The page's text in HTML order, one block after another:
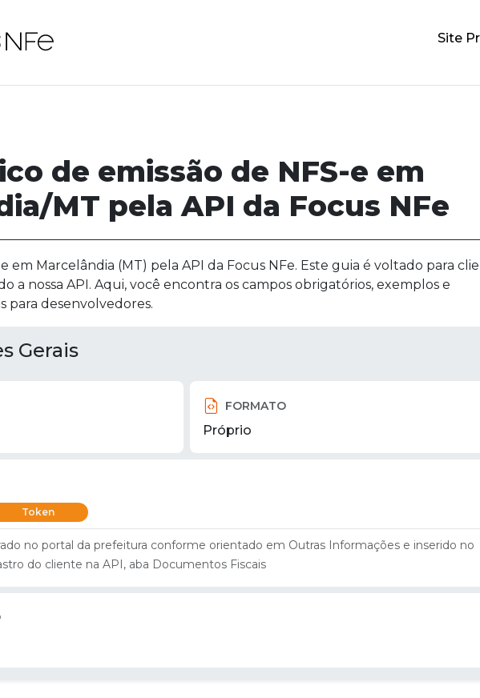
Site
de emissão de NFS-e em
MT pela API da Focus NFe
em Marcelândia (MT) pela API da Focus NFe. Este guia é voltado para
a nossa API. Aqui, você encontra os campos obrigatórios, exemplos e
para desenvolvedores.
Gerais
FORMATO
Próprio
Token
no portal da prefeitura conforme orientado em Outras Informações e inserido no
do cliente na API, aba Documentos Fiscais